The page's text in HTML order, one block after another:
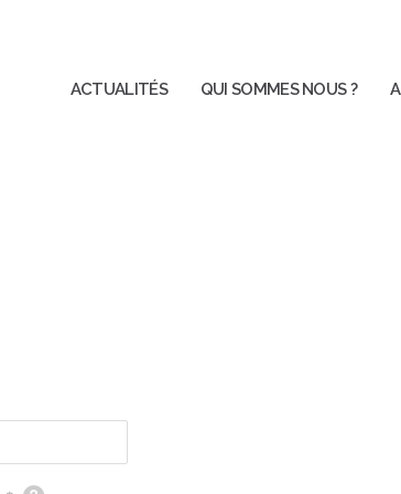
ACTUALITÉS QUI SOMMES NOUS ?